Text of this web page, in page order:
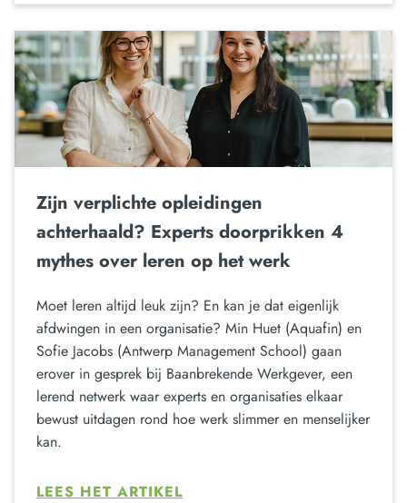
Zijn verplichte opleidingen
achterhaald? Experts doorprikken 4
mythes over leren op het werk
Moet leren altijd leuk zijn? En kan je dat eigenlijk
afdwingen in een organisatie? Min Huet (Aquafin) en
Sofie Jacobs (Antwerp Management School) gaan
erover in gesprek bij Baanbrekende Werkgever, een
lerend netwerk waar experts en organisaties elkaar
bewust uitdagen rond hoe werk slimmer en menselijker
kan.
LEES HET ARTIKEL